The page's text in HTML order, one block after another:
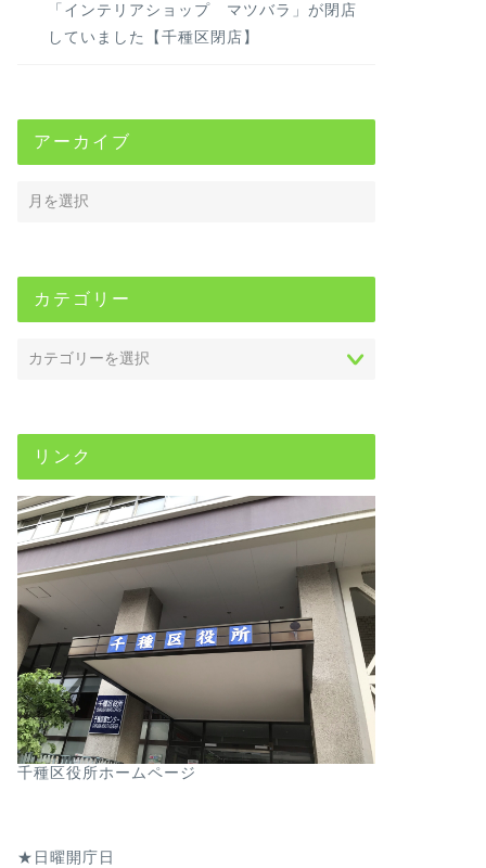
「インテリアショップ マツバラ」が閉店
していました【千種区閉店】
アーカイブ
カテゴリー
リンク
千種区役所ホームページ
★日曜開庁日